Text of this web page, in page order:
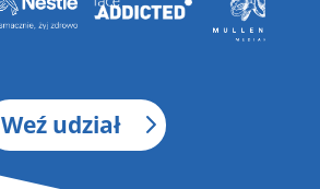
Weź udział